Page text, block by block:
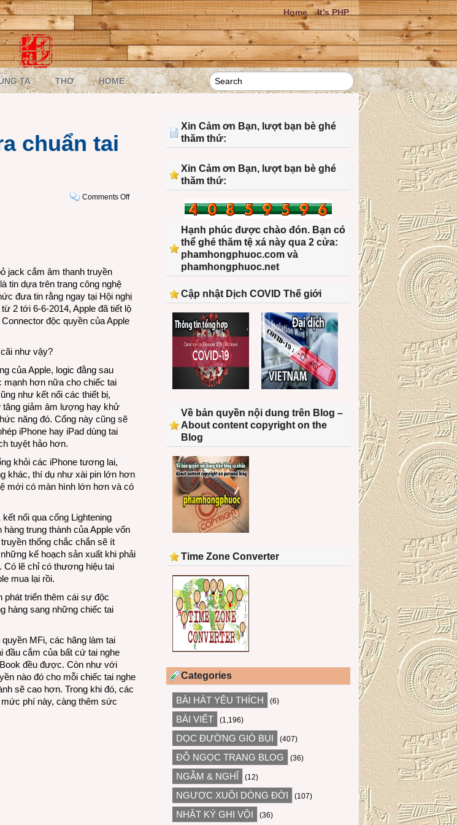
Home It’s PHP
TA THƠ HOME
chuẩn tai
Comments Offon
tai
nghe
mới?
jack cắm âm thanh truyền
tin dựa trên trang công nghệ
đưa tin rằng ngay tại Hội nghị
2 tới 6-6-2014, Apple đã tiết lộ
độc quyền của Apple
như vậy?
của Apple, logic đằng sau
mạnh hơn nữa cho chiếc tai
như kết nối các thiết bị,
tăng giảm âm lượng hay khử
năng đó. Cổng này cũng sẽ
iPhone hay iPad dùng tai
tuyệt hảo hơn.
khỏi các iPhone tương lai,
khác, thí dụ như xài pin lớn hơn
mới có màn hình lớn hơn và có
nối qua cổng Lightening
trung thành của Apple vốn
thống chắc chắn sẽ ít
kế hoạch sản xuất khi phải
Có lẽ chỉ có thương hiệu tai
mua lại rồi.
phát triển thêm cái sự độc
hàng sang những chiếc tai
MFi, các hãng làm tai
đầu cắm của bất cứ tai nghe
đều được. Còn như với
nào đó cho mỗi chiếc tai nghe
sẽ cao hơn. Trong khi đó, các
phí này, càng thêm sức
Xin Cảm ơn Bạn, lượt bạn bè ghé
thăm thứ:
Xin Cảm ơn Bạn, lượt bạn bè ghé
thăm thứ:
Hạnh phúc được chào đón. Bạn có
thể ghé thăm tệ xá này qua 2 cửa:
phamhongphuoc.com và
phamhongphuoc.net
Cập nhật Dịch COVID Thế giới
Về bản quyền nội dung trên Blog –
About content copyright on the
Blog
Time Zone Converter
Categories
BÀI HÁT YÊU THÍCH (6)
BÀI VIẾT (1,196)
DỌC ĐƯỜNG GIÓ BỤI (407)
ĐỖ NGỌC TRANG BLOG (36)
NGẪM & NGHĨ (12)
NGƯỢC XUÔI DÒNG ĐỜI (107)
NHẬT KÝ GHI VỘI (36)